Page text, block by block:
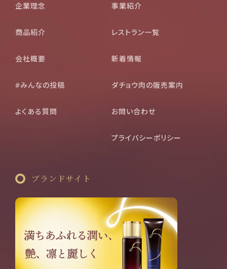
企業理念 事業紹介
商品紹介 レストラン一覧
会社概要 新着情報
#みんなの投稿 ダチョウ肉の販売案内
よくある質問 お問い合わせ
プライバシーポリシー
ブランドサイト